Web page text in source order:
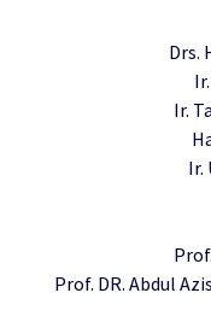
Drs.
Ir.
Ir.
Prof. DR. Abdul